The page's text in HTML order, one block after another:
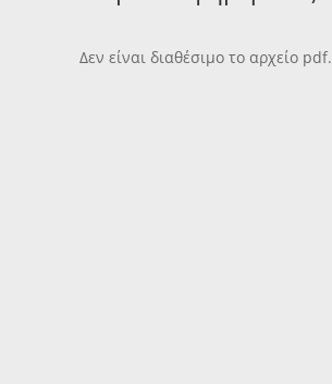
Δεν είναι διαθέσιμο το αρχείο pdf.